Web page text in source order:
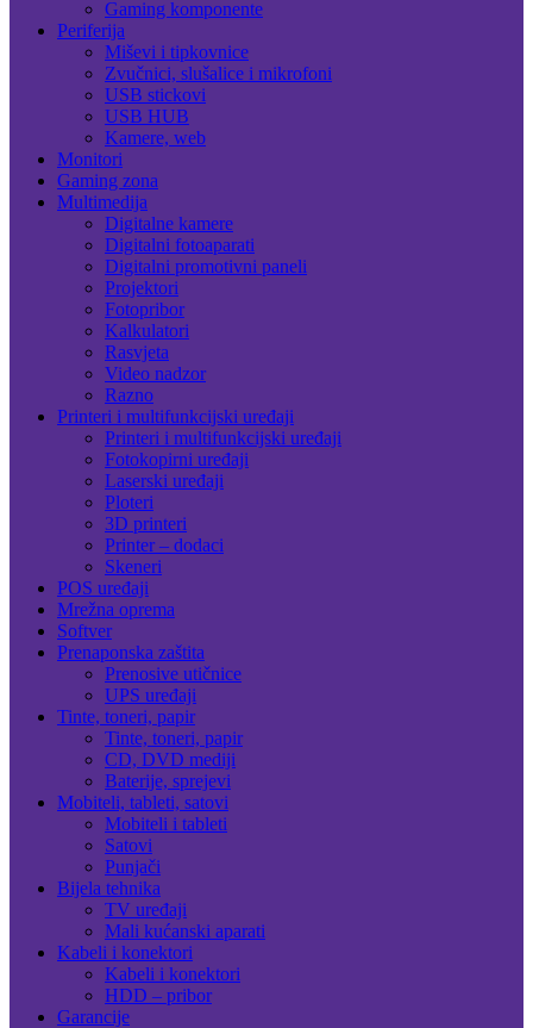
Gaming komponente
Periferija
Miševi i tipkovnice
Zvučnici, slušalice i mikrofoni
USB stickovi
USB HUB
Kamere, web
Monitori
Gaming zona
Multimedija
Digitalne kamere
Digitalni fotoaparati
Digitalni promotivni paneli
Projektori
Fotopribor
Kalkulatori
Rasvjeta
Video nadzor
Razno
Printeri i multifunkcijski uređaji
Printeri i multifunkcijski uređaji
Fotokopirni uređaji
Laserski uređaji
Ploteri
3D printeri
Printer – dodaci
Skeneri
POS uređaji
Mrežna oprema
Softver
Prenaponska zaštita
Prenosive utičnice
UPS uređaji
Tinte, toneri, papir
Tinte, toneri, papir
CD, DVD mediji
Baterije, sprejevi
Mobiteli, tableti, satovi
Mobiteli i tableti
Satovi
Punjači
Bijela tehnika
TV uređaji
Mali kućanski aparati
Kabeli i konektori
Kabeli i konektori
HDD – pribor
Garancije